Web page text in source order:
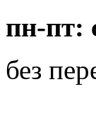
пн-пт:
без